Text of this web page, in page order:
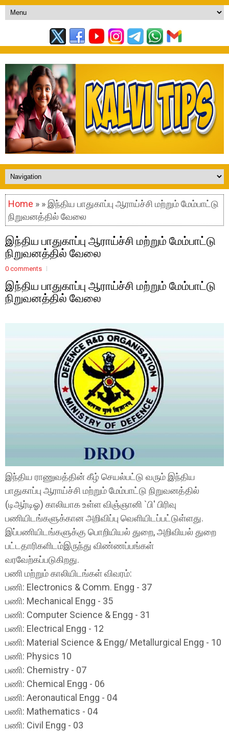
Home » » இந்திய பாதுகாப்பு ஆராய்ச்சி மற்றும் மேம்பாட்டு
நிறுவனத்தில் வேலை
இந்திய பாதுகாப்பு ஆராய்ச்சி மற்றும் மேம்பாட்டு
நிறுவனத்தில் வேலை
0 comments
இந்திய பாதுகாப்பு ஆராய்ச்சி மற்றும் மேம்பாட்டு
நிறுவனத்தில் வேலை
இந்திய ராணுவத்தின் கீழ் செயல்பட்டு வரும் இந்திய
பாதுகாப்பு ஆராய்ச்சி மற்றும் மேம்பாட்டு நிறுவனத்தில்
(டிஆர்டிஓ) காலியாக உள்ள விஞ்ஞானி `பி' பிரிவு
பணியிடங்களுக்கான அறிவிப்பு வெளியிடப்பட்டுள்ளது.
இப்பணியிடங்களுக்கு பொறியியல் துறை, அறிவியல் துறை
பட்டதாரிகளிடம்இருந்து விண்ணப்பங்கள்
வரவேற்கப்படுகிறது.
பணி மற்றும் காலியிடங்கள் விவரம்:
பணி: Electronics & Comm. Engg - 37
பணி: Mechanical Engg - 35
பணி: Computer Science & Engg - 31
பணி: Electrical Engg - 12
பணி: Material Science & Engg/ Metallurgical Engg - 10
பணி: Physics 10
பணி: Chemistry - 07
பணி: Chemical Engg - 06
பணி: Aeronautical Engg - 04
பணி: Mathematics - 04
பணி: Civil Engg - 03